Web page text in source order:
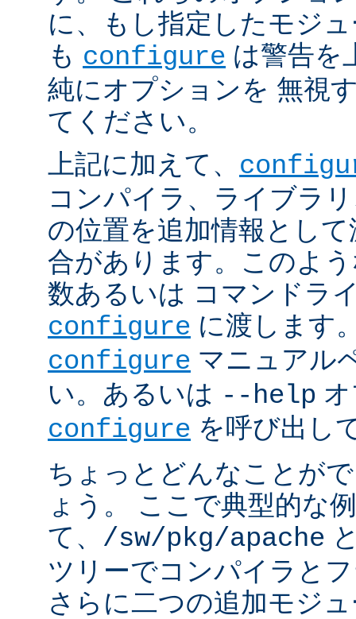
に、もし指定したモジ
も configure は警告を
純にオプションを 無視
てください。
上記に加えて、
コンパイラ、ライブラ
の位置を追加情報とし
合があります。このよ
数あるいは コマンドラ
configure に渡します
configure マニュアル
い。あるいは --help
configure を呼び出し
ちょっとどんなことが
ょう。 ここで典型的な
て、 /sw/pkg/apache
ツリーでコンパイラと
さらに二つの追加モジ